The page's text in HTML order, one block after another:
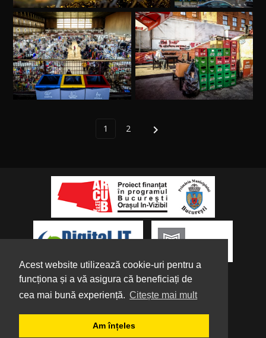
Acest website utilizează cookie-uri pentru a
funcționa și a vă asigura că beneficiați de
cea mai bună experiență. Citește mai mult
Am înțeles
1 2 
Despre noi | Parteneri
Confidențialitate | Termeni și condiții | Tutorial